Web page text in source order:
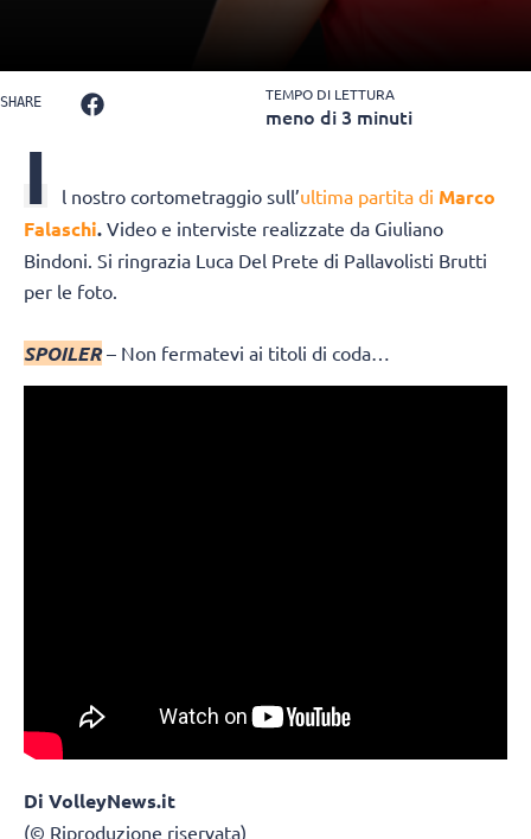
SHARE TEMPO DI LETTURA
meno di 3 minuti
I l nostro cortometraggio sull’ultima partita di Marco
Falaschi. Video e interviste realizzate da Giuliano
Bindoni. Si ringrazia Luca Del Prete di Pallavolisti Brutti
per le foto.
SPOILER– Non fermatevi ai titoli di coda…
Di VolleyNews.it
(© Riproduzione riservata)